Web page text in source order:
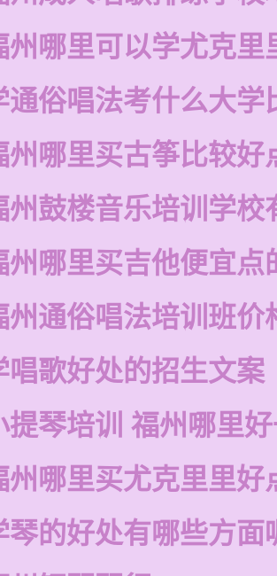
州哪里可以学尤克里
通俗唱法考什么大学
州哪里买古筝比较好
州鼓楼音乐培训学校
州哪里买吉他便宜点
州通俗唱法培训班价
唱歌好处的招生文案
提琴培训 福州哪里
州哪里买尤克里里好
琴的好处有哪些方面